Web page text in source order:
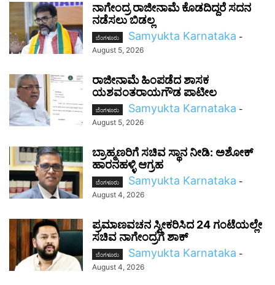
ನಾಗೇಂದ್ರ ರಾಜೀನಾಮೆ ಕೊಡದಿದ್ದರೆ ಸದನ
ನಡೆಸಲು ಬಿಡಲ್ಲ
ಬೆಂಗಳೂರು Samyukta Karnataka -
August 5, 2026
ರಾಜೀನಾಮೆ ಹಿಂಪಡೆದ ಶಾಸಕ
ಯಶವಂತರಾಯಗೌಡ ಪಾಟೀಲ
ಬೆಂಗಳೂರು Samyukta Karnataka -
August 5, 2026
ಬ್ರಾಹ್ಮಣರಿಗೆ ಸಚಿವ ಸ್ಥಾನ ನೀಡಿ: ಅಶೋಕ್
ಹಾರನಹಳ್ಳಿ ಆಗ್ರಹ
ಬೆಂಗಳೂರು Samyukta Karnataka -
August 4, 2026
ಪ್ರಮಾಣವಚನ ಸ್ವೀಕರಿಸಿದ 24 ಗಂಟೆಯಲ್ಲೇ
ಸಚಿವ ನಾಗೇಂದ್ರಗೆ ಶಾಕ್
ಬೆಂಗಳೂರು Samyukta Karnataka -
August 4, 2026